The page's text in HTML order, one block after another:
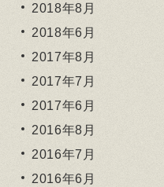
2018年8月
2018年6月
2017年8月
2017年7月
2017年6月
2016年8月
2016年7月
2016年6月